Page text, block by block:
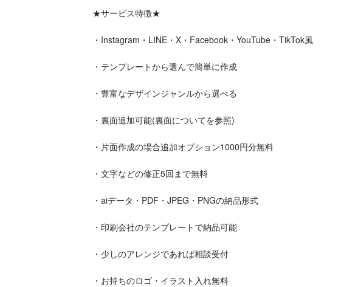
★サービス特徴★
・Instagram・LINE・X・Facebook・YouTube・TikTok風
・テンプレートから選んで簡単に作成
・豊富なデザインジャンルから選べる
・裏面追加可能(裏面についてを参照)
・片面作成の場合追加オプション1000円分無料
・文字などの修正5回まで無料
・aiデータ・PDF・JPEG・PNGの納品形式
・印刷会社のテンプレートで納品可能
・少しのアレンジであれば相談受付
・お持ちのロゴ・イラスト入れ無料